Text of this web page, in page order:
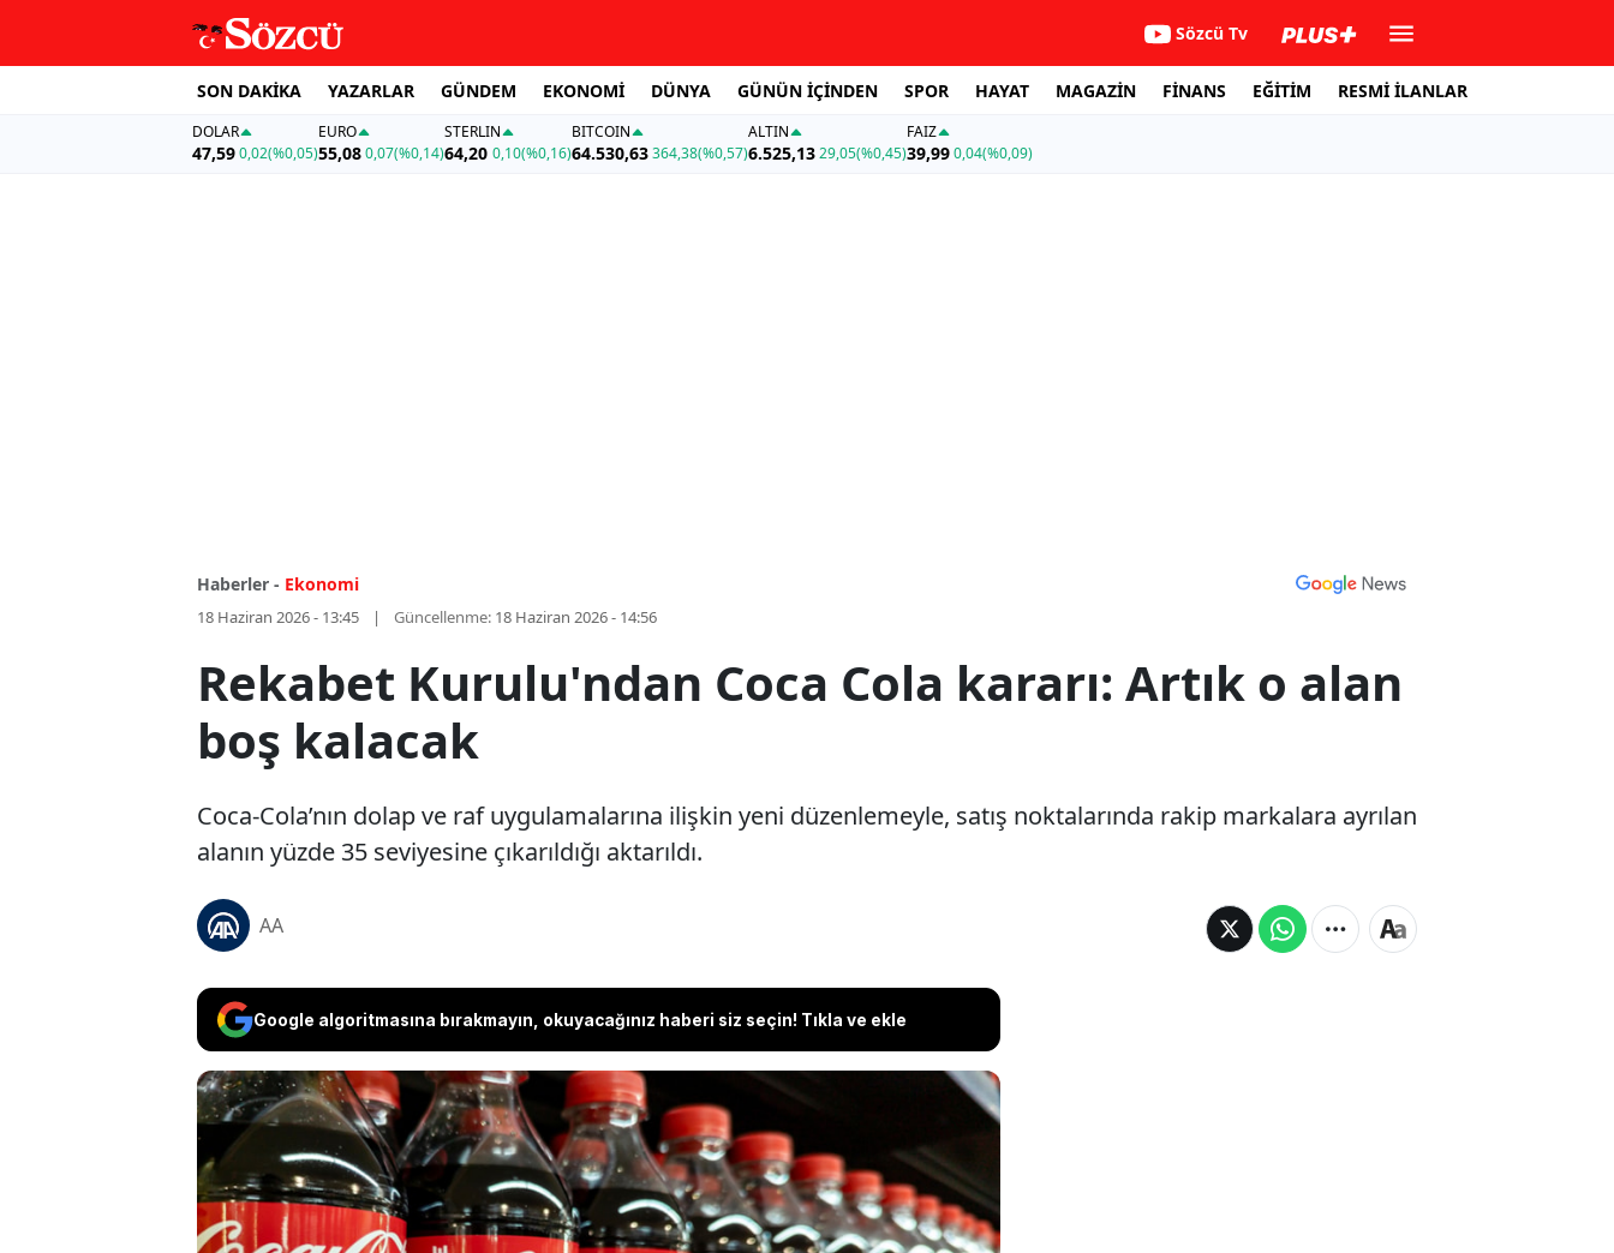
Sözcü Tv
SON DAKİKA YAZARLAR GÜNDEM EKONOMİ DÜNYA GÜNÜN İÇİNDEN SPOR HAYAT MAGAZİN FİNANS EĞİTİM RESMİ İLANLAR
DOLAR
47,590,02(%0,05)
EURO
55,08 0,07(%0,14)
STERLIN
64,20 0,10(%0,16)
BITCOIN
64.530,63364,38(%0,57)
ALTIN
6.525,1329,05(%0,45)
FAİZ
39,990,04(%0,09)
Haberler - Ekonomi
18 Haziran 2026 - 13:45 Güncellenme: 18 Haziran 2026 - 14:56
Rekabet Kurulu'ndan Coca Cola kararı: Artık o alan
boş kalacak
Coca-Cola’nın dolap ve raf uygulamalarına ilişkin yeni düzenlemeyle, satış noktalarında rakip markalara ayrılan
alanın yüzde 35 seviyesine çıkarıldığı aktarıldı.
AA
Google algoritmasına bırakmayın, okuyacağınız haberi siz seçin! Tıkla ve ekle